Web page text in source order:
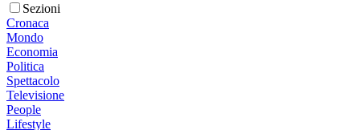
Sezioni
Cronaca
Mondo
Economia
Politica
Spettacolo
Televisione
People
Lifestyle